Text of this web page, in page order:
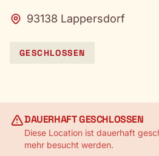
93138 Lappersdorf
GESCHLOSSEN
DAUERHAFT GESCHLOSSEN
Diese Location ist dauerhaft
mehr besucht werden.